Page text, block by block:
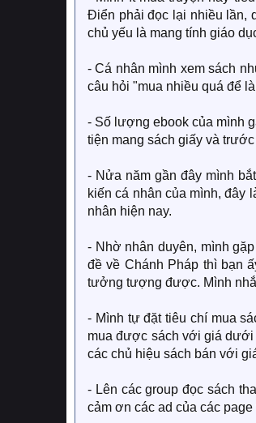
Điển phải đọc lại nhiều lần,
chủ yếu là mang tính giáo
- Cá nhân mình xem sách
câu hỏi "mua nhiều quá để
- Số lượng ebook của mình
tiện mang sách giấy và
- Nửa năm gần đây mình
kiến cá nhân của mình, đây
nhân hiện nay.
- Nhờ nhân duyên, mình
đề về Chánh Pháp thì bạn
tưởng tượng được. Mình
- Mình tự đặt tiêu chí mua
mua được sách với giá dưới
các chủ hiệu sách bán với
- Lên các group đọc sách
cảm ơn các ad của các page